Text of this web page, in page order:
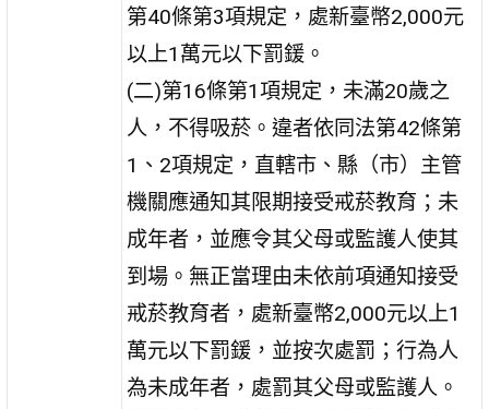
第40條第3項規定，處新臺幣2,000元
以上1萬元以下罰鍰。
(二)第16條第1項規定，未滿20歲之
人，不得吸菸。違者依同法第42條第
1、2項規定，直轄市、縣（市）主管
機關應通知其限期接受戒菸教育；未
成年者，並應令其父母或監護人使其
到場。無正當理由未依前項通知接受
戒菸教育者，處新臺幣2,000元以上1
萬元以下罰鍰，並按次處罰；行為人
為未成年者，處罰其父母或監護人。